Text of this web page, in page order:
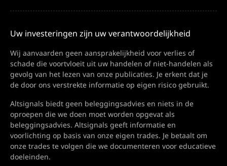
Uw investeringen zijn uw verantwoordelijkheid
Wij aanvaarden geen aansprakelijkheid voor verlies of
schade die voortvloeit uit uw handelen of niet-handelen als
gevolg van het lezen van onze publicaties. Je erkent dat je
de door ons verstrekte informatie op eigen risico gebruikt.
Altsignals biedt geen beleggingsadvies en niets in de
oproepen die we doen moet worden opgevat als
beleggingsadvies. Altsignals geeft informatie en
voorlichting op basis van onze eigen trades. Je betaalt om
onze trades te volgen die we documenteren voor educatieve
doeleinden.